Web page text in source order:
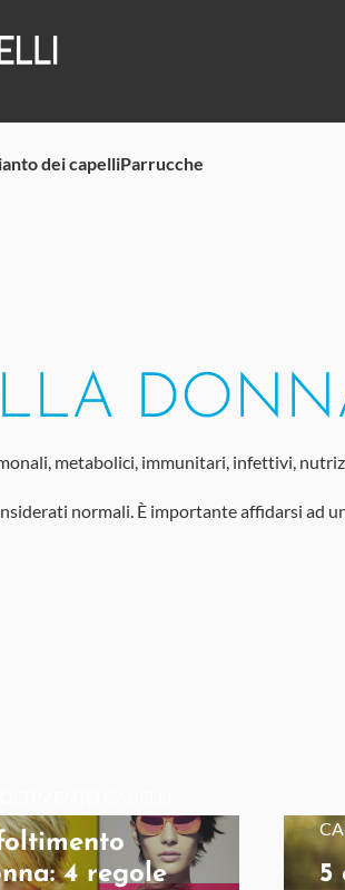
dei capelliParrucche
metabolici, immunitari, infettivi,
normali. È importante affidarsi ad
4 regole
5